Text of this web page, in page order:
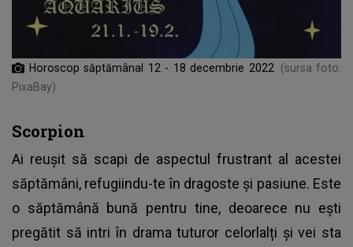
Horoscop săptămânal 12 - 18 decembrie 2022
(sursa foto:
PixaBay)
Scorpion
Ai reușit să scapi de aspectul frustrant al acestei
săptămâni, refugiindu-te în dragoste și pasiune. Este
o săptămână bună pentru tine, deoarece nu ești
pregătit să intri în drama tuturor celorlalți și vei sta